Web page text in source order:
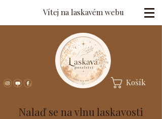
Vítej na laskavém webu
Košík
Nalaď se na vlnu laskavosti